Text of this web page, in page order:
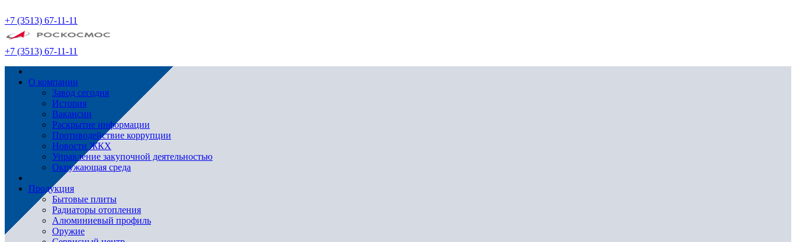
+7 (3513) 67-11-11
+7 (3513) 67-11-11
О компании
Завод сегодня
История
Вакансии
Раскрытие информации
Противодействие коррупции
Новости ЖКХ
Управление закупочной деятельностью
Окружающая среда
Продукция
Бытовые плиты
Радиаторы отопления
Алюминиевый профиль
Оружие